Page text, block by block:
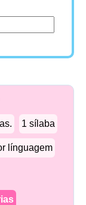
1 sílaba
línguagem